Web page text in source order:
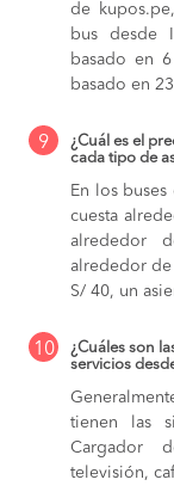
de
bus desde
basado en
basado en
9
¿Cuál es el
cada tipo de
En los buses
cuesta
alrededor
alrededor de
S/ 40, un
10
¿Cuáles son
servicios
tienen las
Cargador
televisión,